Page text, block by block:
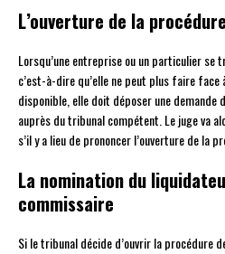
L’ouverture de la procédure
Lorsqu’une entreprise ou un particulier se
c’est-à-dire qu’elle ne peut plus faire
disponible, elle doit déposer une demande
auprès du tribunal compétent. Le juge va
s’il y a lieu de prononcer l’ouverture de la
La nomination du
commissaire
Si le tribunal décide d’ouvrir la procédure